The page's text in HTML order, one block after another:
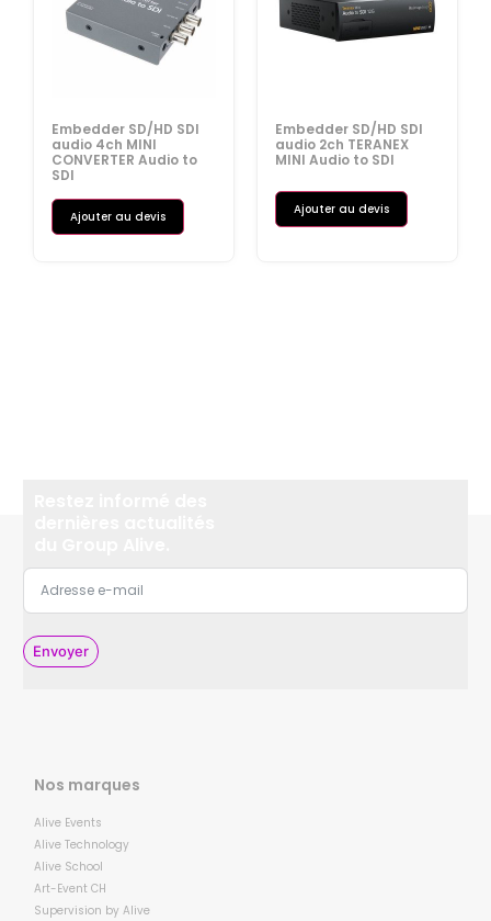
Embedder SD/HD SDI
audio 4ch MINI
CONVERTER Audio to
SDI
Ajouter au devis
Embedder SD/HD SDI
audio 2ch TERANEX
MINI Audio to SDI
Ajouter au devis
Envoyer
Nos marques
Alive Events
Alive Technology
Alive School
Art-Event CH
Supervision by Alive